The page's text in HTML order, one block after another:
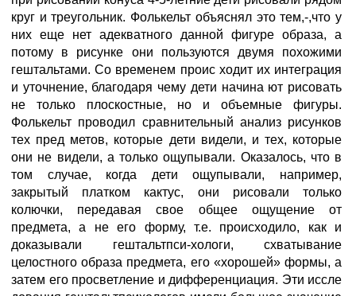
круг и треугольник. Фолькельт объяснял это тем,-,что у
них еще нет адекватного данной фигуре образа, а
потому в рисунке они пользуются двумя похожими
гештальтами. Со временем проис ходит их интеграция
и уточнение, благодаря чему дети начина ют рисовать
не только плоскостные, но и объемные фигуры.
Фолькельт проводил сравнительный анализ рисунков
тех пред метов, которые дети видели, и тех, которые
они не видели, а только ощупывали. Оказалось, что в
том случае, когда дети ощупывали, например,
закрытый платком кактус, они рисовали только
колючки, передавая свое общее ощущение от
предмета, а не его форму, т.е. происходило, как и
доказывали гештальтпси-хологи, схватывание
целостного образа предмета, его «хорошей» формы, а
затем его просветление и дифференциация. Эти иссле